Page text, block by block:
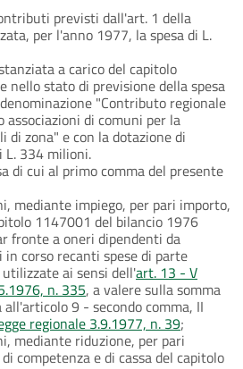
previsti dall'art. 1 della
per l'anno 1977, la spesa di L.
a carico del capitolo
nello stato di previsione della spesa
"Contributo regionale
di comuni per la
di zona" e con la dotazione di
L. 334 milioni.
di cui al primo comma del presente
mediante impiego, per pari importo,
1147001 del bilancio 1976
fronte a oneri dipendenti da
corso recanti spese di parte
ai sensi dell'art. 13 - V
n. 335, a valere sulla somma
9 - secondo comma, II
regionale 3.9.1977, n. 39;
mediante riduzione, per pari
competenza e di cassa del capitolo